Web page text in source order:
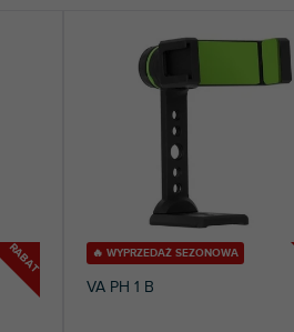
RABAT 🔥 WYPRZEDAŻ SEZONOWA
VA PH 1 B